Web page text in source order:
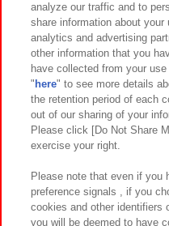
イベント・キャンペーン
関連会社 サステ
プライバシーポリシー ウ
お取引先さまとともに
カスタマーハラスメント対応方
analyze our traffic and to
share information about
analytics and advertising
other information that you
have collected from your
" here" to see more details
the retention period of each
out of our sharing of your
Please click [Do Not Share
exercise your right.
Please note that even if you
preference signals , if you
cookies and other identifiers
you will be deemed to have